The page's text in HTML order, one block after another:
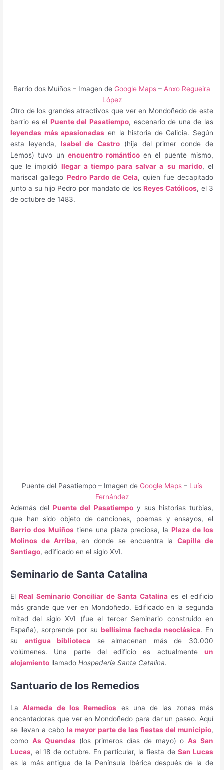
Barrio dos Muíños – Imagen de Google Maps – Anxo Regueira
López
Otro de los grandes atractivos que ver en Mondoñedo de este
barrio es el Puente del Pasatiempo, escenario de una de las
leyendas más apasionadas en la historia de Galicia. Según
esta leyenda, Isabel de Castro (hija del primer conde de
Lemos) tuvo un encuentro romántico en el puente mismo,
que le impidió llegar a tiempo para salvar a su marido, el
mariscal gallego Pedro Pardo de Cela, quien fue decapitado
junto a su hijo Pedro por mandato de los Reyes Católicos, el 3
de octubre de 1483.
Puente del Pasatiempo – Imagen de Google Maps– Luís
Fernández
Además delPuente del Pasatiempoy sus historias turbias,
que han sido objeto de canciones, poemas y ensayos, el
Barrio dos Muiñostiene una plaza preciosa, laPlaza de los
Molinos de Arriba, en donde se encuentra laCapilla de
Santiago, edificado en el siglo XVI.
Seminario de Santa Catalina
ElReal Seminario Conciliar de Santa Catalinaes el edificio
más grande que ver en Mondoñedo. Edificado en la segunda
mitad del siglo XVI (fue el tercer Seminario construido en
España), sorprende por su bellísima fachada neoclásica. En
su antigua biblioteca se almacenan más de 30.000
volúmenes. Una parte del edificio es actualmente un
alojamiento llamadoHospedería Santa Catalina.
Santuario de los Remedios
LaAlameda de los Remedios es una de las zonas más
encantadoras que ver en Mondoñedo para dar un paseo. Aquí
se llevan a cabola mayor parte de las fiestas del municipio,
como As Quendas(los primeros días de mayo) oAs San
Lucas, el 18 de octubre. En particular, la fiesta de San Lucas
es la más antigua de la Península Ibérica después de la de